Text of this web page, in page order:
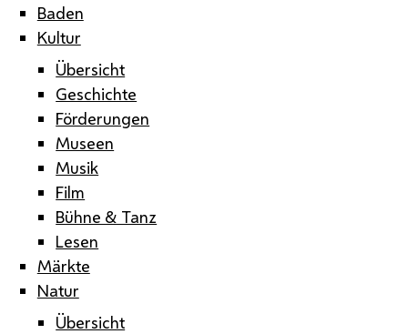
Baden
Kultur
Übersicht
Geschichte
Förderungen
Museen
Musik
Film
Bühne & Tanz
Lesen
Märkte
Natur
Übersicht